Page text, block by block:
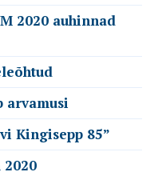
2020 auhinnad
arvamusi
Kingisepp 85”